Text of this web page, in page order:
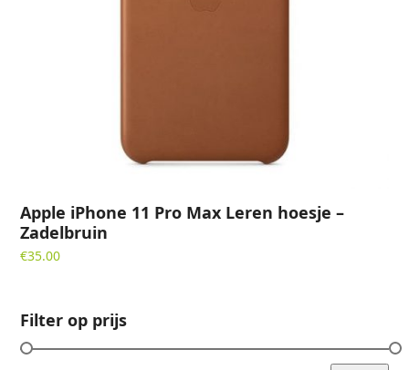
Apple iPhone 11 Pro Max Leren hoesje –
Zadelbruin
€35.00
Filter op prijs